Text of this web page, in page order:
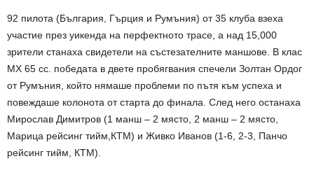
92 пилота (България, Гърция и Румъния) от 35 клуба взеха
участие през уикенда на перфектното трасе, а над 15,000
зрители станаха свидетели на състезателните маншове. В клас
МХ 65 сс. победата в двете пробягвания спечели Золтан Ордог
от Румъния, който нямаше проблеми по пътя към успеха и
повеждаше колонота от старта до финала. След него останаха
Мирослав Димитров (1 манш – 2 място, 2 манш – 2 място,
Марица рейсинг тийм,КТМ) и Живко Иванов (1-6, 2-3, Панчо
рейсинг тийм, КТМ).